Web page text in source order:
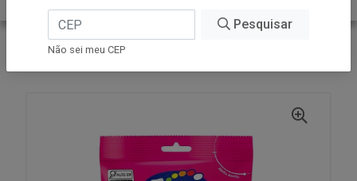
INÍCIO
FINI
Pesquisar
Não sei meu CEP